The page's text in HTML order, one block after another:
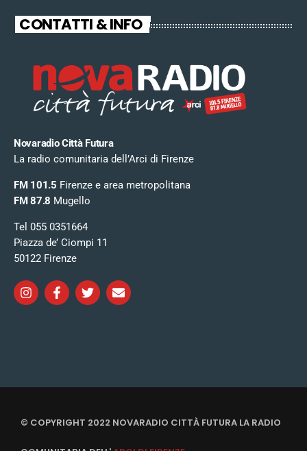
CONTATTI & INFO
Novaradio Città Futura
La radio comunitaria dell’Arci di Firenze
FM 101.5 Firenze e area metropolitana
FM 87.8 Mugello
Tel 055 0351664
Piazza de’ Ciompi 11
50122 Firenze
© COPYRIGHT 2022 NOVARADIO CITTÀ FUTURA LA RADIO